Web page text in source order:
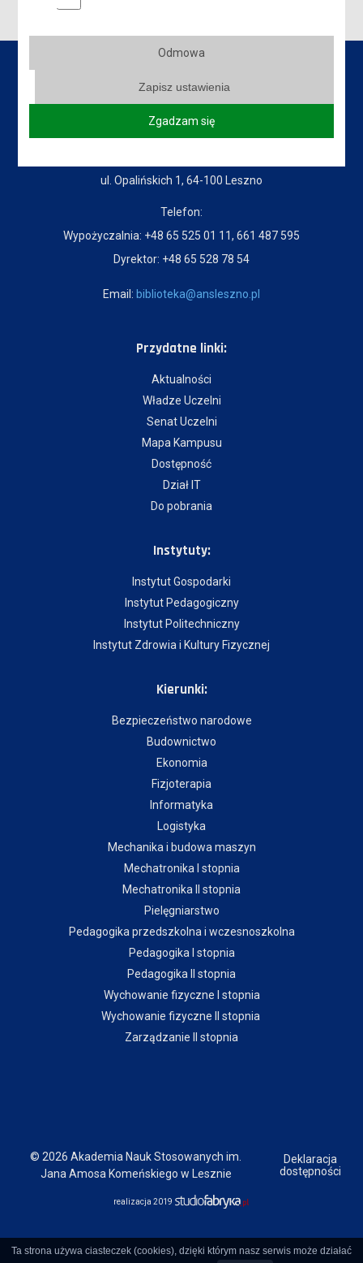
Dane kontaktowe
ul. Opalińskich 1, 64-100 Leszno
Telefon:
Wypożyczalnia: +48 65 525 01 11, 661 487 595
Dyrektor: +48 65 528 78 54
Email: biblioteka@ansleszno.pl
Przydatne linki:
Aktualności
Władze Uczelni
Senat Uczelni
Mapa Kampusu
Dostępność
Dział IT
Do pobrania
Instytuty:
Instytut Gospodarki
Instytut Pedagogiczny
Instytut Politechniczny
Instytut Zdrowia i Kultury Fizycznej
Kierunki:
Bezpieczeństwo narodowe
Budownictwo
Ekonomia
Fizjoterapia
Informatyka
Logistyka
Mechanika i budowa maszyn
Mechatronika I stopnia
Mechatronika II stopnia
Pielęgniarstwo
Pedagogika przedszkolna i wczesnoszkolna
Pedagogika I stopnia
Pedagogika II stopnia
Wychowanie fizyczne I stopnia
Wychowanie fizyczne II stopnia
Zarządzanie II stopnia
© 2026 Akademia Nauk Stosowanych im.
Jana Amosa Komeńskiego w Lesznie
Deklaracja
dostępności
realizacja 2019
Odmowa
Zapisz ustawienia
Zgadzam się
Ta strona używa ciasteczek (cookies), dzięki którym nasz serwis może działać